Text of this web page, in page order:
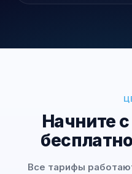
Начните
Все тарифы